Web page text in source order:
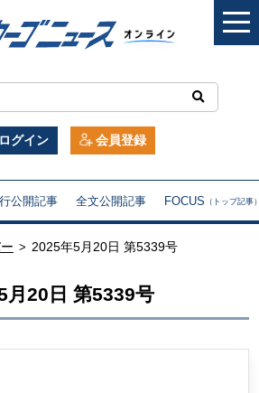
ログイン 会員登録
公開記事 全文公開記事 FOCUS （トップ記事
> 2025年5月20日 第5339号
月20日 第5339号